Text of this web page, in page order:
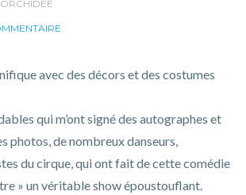
avec des décors et des costumes
qui m’ont signé des autographes et
photos, de nombreux danseurs,
du cirque, qui ont fait de cette comédie
» un véritable show époustouflant.